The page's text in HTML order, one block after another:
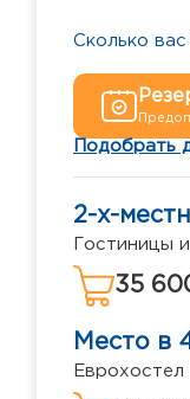
Сколько вас
Подобрать
2-х-
Гостиницы
35
Место в
Еврохостел